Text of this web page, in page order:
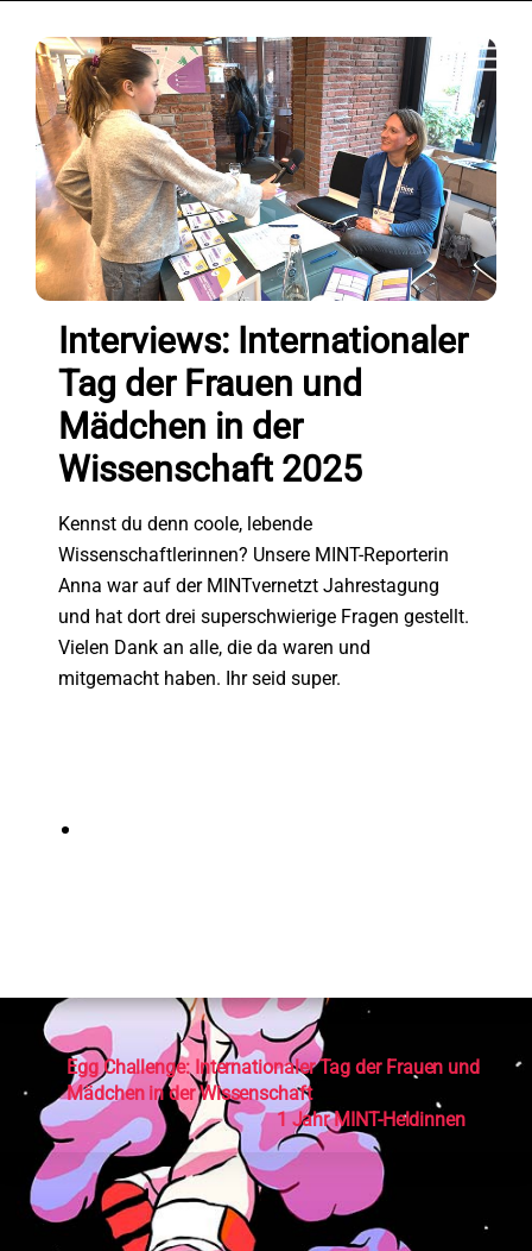
Inhalt
springen
Interviews: Internationaler
Tag der Frauen und
Mädchen in der
Wissenschaft 2025
Kennst du denn coole, lebende
Wissenschaftlerinnen? Unsere MINT-Reporterin
Anna war auf der MINTvernetzt Jahrestagung
und hat dort drei superschwierige Fragen gestellt.
Vielen Dank an alle, die da waren und
mitgemacht haben. Ihr seid super.
Egg Challenge: Internationaler Tag der Frauen und
Mädchen in der Wissenschaft
1 Jahr MINT-Heldinnen
nach
oben